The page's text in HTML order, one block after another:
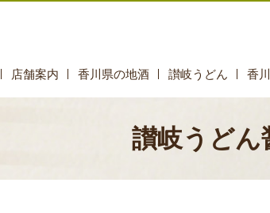
店舗案内 香川県の地酒 讃岐うどん 香
讃岐うどん